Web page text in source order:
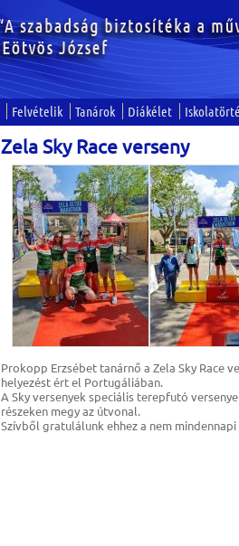
Felvételik Tanárok Diákélet
Zela Sky Race verseny
Prokopp Erzsébet tanárnő a Zela Sky Race
helyezést ért el Portugáliában.
A Sky versenyek speciális terepfutó
részeken megy az útvonal.
Szívből gratulálunk ehhez a nem